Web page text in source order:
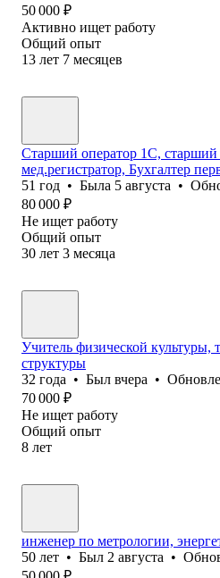
50 000 ₽
Активно ищет работу
Общий опыт
13 лет 7 месяцев
Старший оператор 1С,
мед.регистратор, Бухгалтер
51 год • Была 5 августа •
80 000 ₽
Не ищет работу
Общий опыт
30 лет 3 месяца
Учитель физической культуры,
структуры
32 года • Был вчера •
70 000 ₽
Не ищет работу
Общий опыт
8 лет
инженер по метрологии,
50 лет • Был 2 августа •